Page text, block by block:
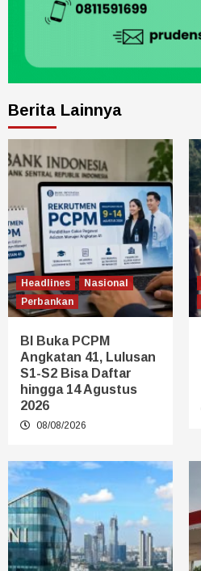
Berita Lainnya
Headlines
Nasional
Perbankan
BI Buka PCPM
Angkatan 41, Lulusan
S1-S2 Bisa Daftar
hingga 14 Agustus
2026
08/08/2026